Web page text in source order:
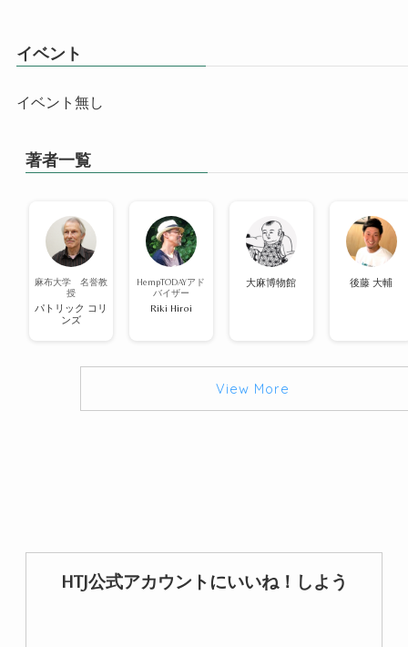
イベント
イベント無し
著者一覧
麻布大学 名誉教
授
パトリック コリ
ンズ
HempTODAYアド
バイザー
Riki Hiroi
大麻博物館 後藤 大輔
View More
HTJ公式アカウントにいいね！しよう